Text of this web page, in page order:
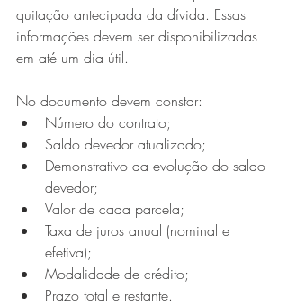
quitação antecipada da dívida. Essas
informações devem ser disponibilizadas
em até um dia útil.
No documento devem constar:
Número do contrato;
Saldo devedor atualizado;
Demonstrativo da evolução do saldo
devedor;
Valor de cada parcela;
Taxa de juros anual (nominal e
efetiva);
Modalidade de crédito;
Prazo total e restante.